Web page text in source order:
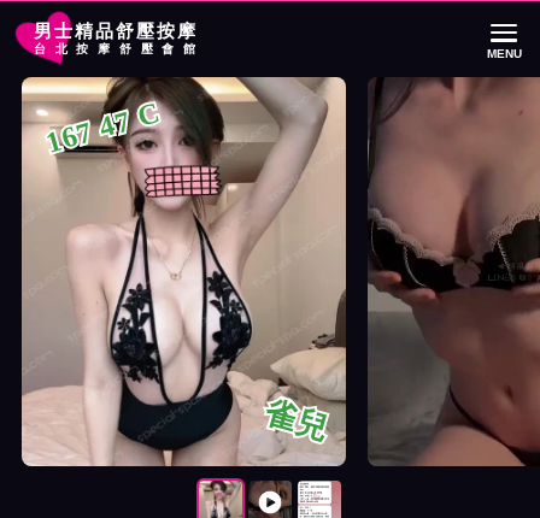
男士精品舒壓按摩
台北按摩舒壓會館 MENU
首頁 愛寶館按摩師雀兒詳細介紹
愛寶館按摩師雀兒照片展示與影片介紹
雀兒
167 47 C
按摩師雀兒照片展示與影片介紹及客戶評價截屏展示